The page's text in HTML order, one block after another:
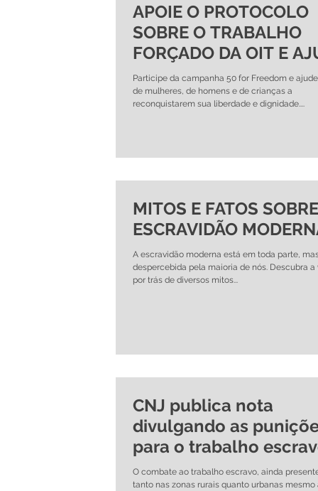
APOIE O PROTOCOLO
SOBRE O TRABALHO
FORÇADO DA OIT E
A ELIMINAR A
MODERNA DO MUNDO
Participe da campanha 50 for Freedom e
de mulheres, de homens e de crianças a
reconquistarem sua liberdade e dignidade....
MITOS E FATOS
ESCRAVIDÃO
A escravidão moderna está em toda parte,
despercebida pela maioria de nós. Descubra a
por trás de diversos mitos...
CNJ publica nota
divulgando as
para o trabalho
O combate ao trabalho escravo, ainda
tanto nas zonas rurais quanto urbanas mesmo